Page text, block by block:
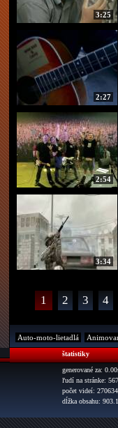
3:25
2:27
2:54
3:34
1 2 3 4
Auto-moto-lietadlá
štatistiky
generované za:
ľudí na stránke:
počet videí: 270634
dĺžka obsahu: